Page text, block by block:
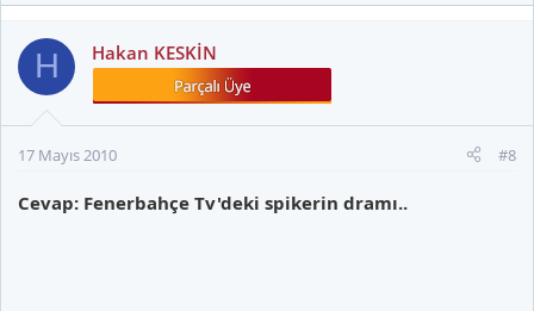
H Hakan KESKİN
17 Mayıs 2010 #8
Cevap: Fenerbahçe Tv'deki spikerin dramı..